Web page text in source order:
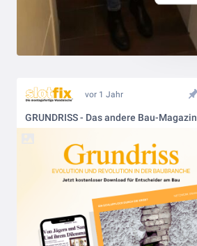
vor 1 Jahr
GRUNDRISS - Das andere Bau-Magazin